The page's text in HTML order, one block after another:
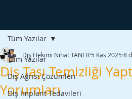
Tüm Yazılar
Diş Ağrısı Çözümleri
Diş İmplant Tedavileri
Tüm Yazılar
Diş Taşı Temizliği
Yorumları
Diş Hekimi Nihat TANER 5 Kas 2025 8